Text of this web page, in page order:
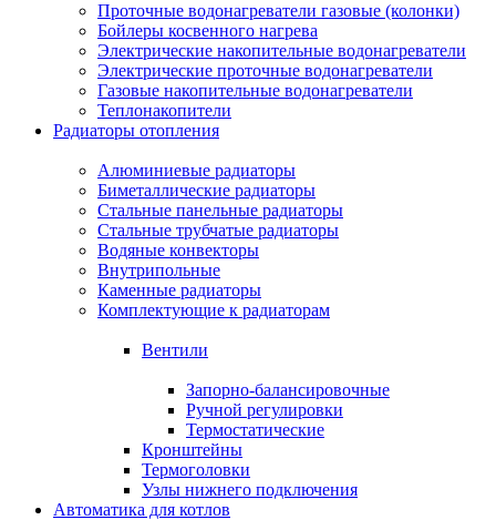
Проточные водонагреватели газовые (колонки)
Бойлеры косвенного нагрева
Электрические накопительные водонагреватели
Электрические проточные водонагреватели
Газовые накопительные водонагреватели
Теплонакопители
Радиаторы отопления
Алюминиевые радиаторы
Биметаллические радиаторы
Стальные панельные радиаторы
Стальные трубчатые радиаторы
Водяные конвекторы
Внутрипольные
Каменные радиаторы
Комплектующие к радиаторам
Вентили
Запорно-балансировочные
Ручной регулировки
Термостатические
Кронштейны
Термоголовки
Узлы нижнего подключения
Автоматика для котлов